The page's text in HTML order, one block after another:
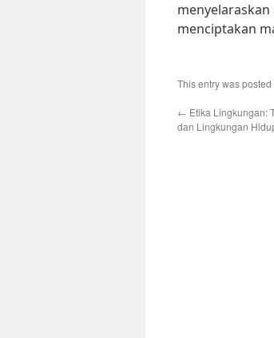
menciptakan
This entry was posted
← Etika Lingkungan:
dan Lingkungan